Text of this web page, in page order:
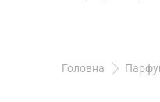
Головна